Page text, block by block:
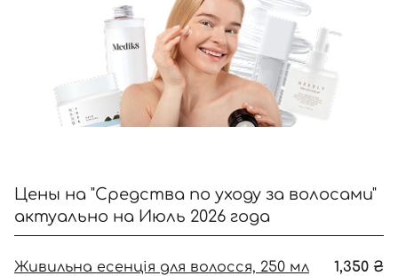
Цены на "Средства по уходу за волосами"
актуально на Июль 2026 года
Живильна есенція для волосся, 250 мл 1,350 ₴
Войти с помощью e-mail